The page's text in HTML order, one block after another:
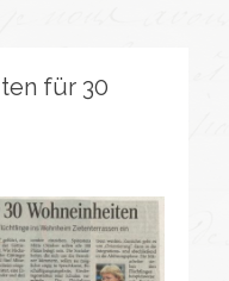
für 30